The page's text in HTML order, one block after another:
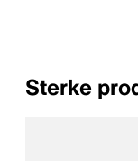
Sterke